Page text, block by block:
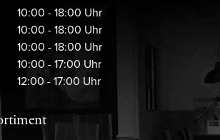
10:00 - 18:00 Uhr
10:00 - 18:00 Uhr
10:00 - 18:00 Uhr
10:00 - 17:00 Uhr
12:00 - 17:00 Uhr